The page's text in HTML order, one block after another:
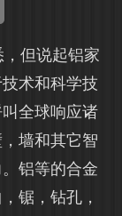
但说起铝家
术和科学技
全球响应诸
墙和其它智
铝等的合金
锯，钻孔，